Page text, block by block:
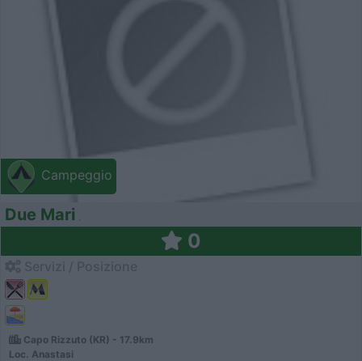
Campeggio
Due Mari
0
Capo Rizzuto (KR) - 17.9km
Loc. Anastasi